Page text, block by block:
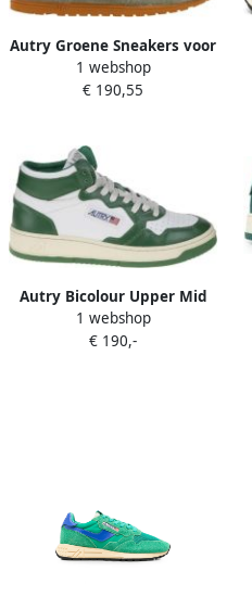
Autry Groene Sneakers voor
Vrouwen
1 webshop
€ 190,55
Autry Bicolour Upper Mid
Tennisschoenen Green
Heren
1 webshop
€ 190,-